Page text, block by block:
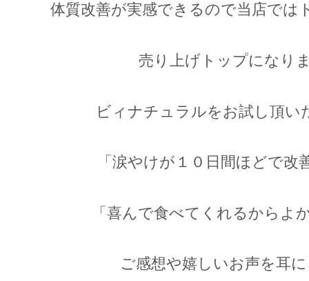
体質改善が実感できるので当店では
売り上げトップになり
ビィナチュラルをお試し頂い
「涙やけが１０日間ほどで改
「喜んで食べてくれるからよ
ご感想や嬉しいお声を耳